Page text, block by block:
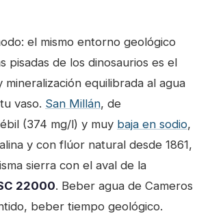
el mismo entorno geológico
pisadas de los dinosaurios es el
equilibrada al agua
vaso. San Millán, de
(374 mg/l) y muy baja en sodio,
y con flúor natural desde 1861,
sierra con el aval de la
22000. Beber agua de Cameros
beber tiempo geológico.